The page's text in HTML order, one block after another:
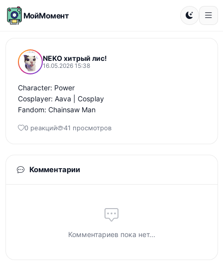
МойМомент
NEKO хитрый лис!
16.05.2026 15:38
Character: Power
Cosplayer: Aava | Cosplay
Fandom: Chainsaw Man
0 реакций 41 просмотров
Комментарии
Комментариев пока нет...